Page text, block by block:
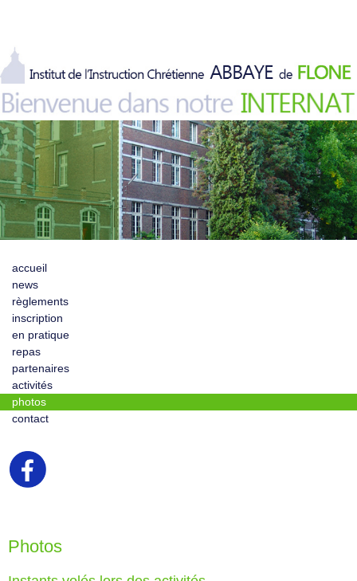
accueil
news
règlements
inscription
en pratique
repas
partenaires
activités
photos
contact
Photos